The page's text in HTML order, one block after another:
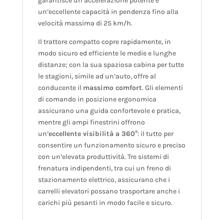
un’eccellente capacità in pendenza fino alla
velocità massima di 25 km/h.
Il trattore compatto copre rapidamente, in
modo sicuro ed efficiente le medie e lunghe
distanze; con la sua spaziosa cabina per tutte
le stagioni, simile ad un’auto, offre al
conducente il massimo comfort. Gli elementi
di comando in posizione ergonomica
assicurano una guida confortevole e pratica,
mentre gli ampi finestrini offrono
un’eccellente visibilità a 360°: il tutto per
consentire un funzionamento sicuro e preciso
con un’elevata produttività. Tre sistemi di
frenatura indipendenti, tra cui un freno di
stazionamento elettrico, assicurano che i
carrelli elevatori possano trasportare anche i
carichi più pesanti in modo facile e sicuro.